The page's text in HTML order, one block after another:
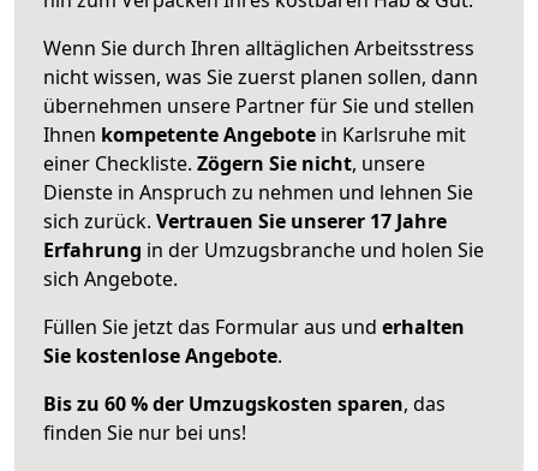
Wenn Sie durch Ihren alltäglichen Arbeitsstress
nicht wissen, was Sie zuerst planen sollen, dann
übernehmen unsere Partner für Sie und stellen
Ihnen kompetente Angebote in Karlsruhe mit
einer Checkliste. Zögern Sie nicht, unsere
Dienste in Anspruch zu nehmen und lehnen Sie
sich zurück. Vertrauen Sie unserer 17 Jahre
Erfahrung in der Umzugsbranche und holen Sie
sich Angebote.
Füllen Sie jetzt das Formular aus und erhalten
Sie kostenlose Angebote.
Bis zu 60 % der Umzugskosten sparen, das
finden Sie nur bei uns!